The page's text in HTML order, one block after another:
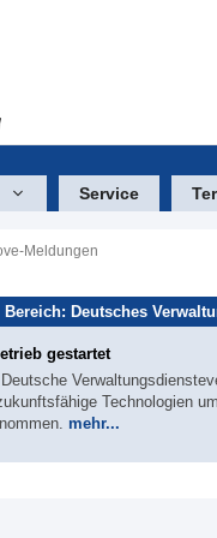
Service
Meldungen
Deutsches
gestartet
Technologien
mehr...